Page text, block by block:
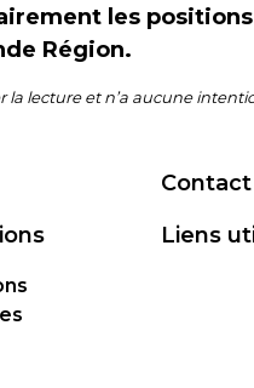
les
Région.
lecture et n’a aucune
Contact
Liens